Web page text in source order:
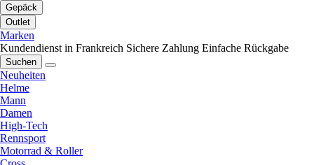
Gepäck
Outlet
Marken
Kundendienst in Frankreich Sichere Zahlung Einfache Rückgabe
Suchen
Neuheiten
Helme
Mann
Damen
High-Tech
Rennsport
Motorrad & Roller